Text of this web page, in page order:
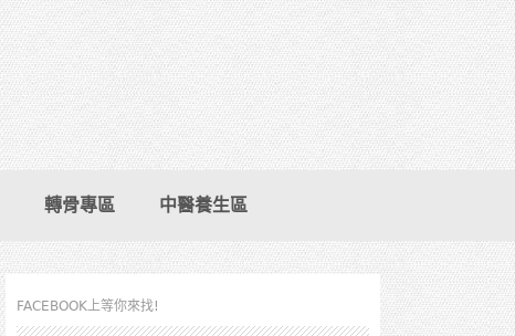
轉骨專區 中醫養生區
FACEBOOK上等你來找!